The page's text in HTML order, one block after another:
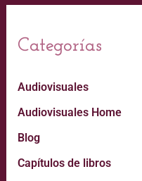
Categorías
Audiovisuales
Audiovisuales Home
Blog
Capítulos de libros